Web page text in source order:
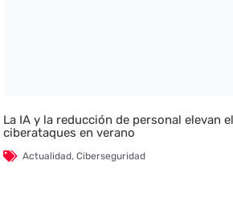
La IA y la reducción de personal elevan
ciberataques en verano
Actualidad,Ciberseguridad